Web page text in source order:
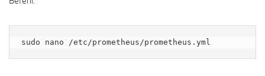
sudo nano /etc/prometheus/prometheus.yml